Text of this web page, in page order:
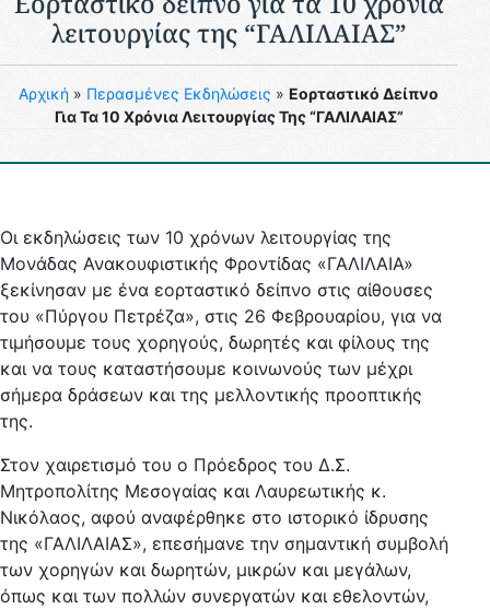
λειτουργίας της “ΓΑΛΙΛΑΙΑΣ”
Aρχική » Περασμένες Eκδηλώσεις » Εορταστικό Δείπνο
Για Τα 10 Χρόνια Λειτουργίας Της “ΓΑΛΙΛΑΙΑΣ”
Οι εκδηλώσεις των 10 χρόνων λειτουργίας της
Μονάδας Ανακουφιστικής Φροντίδας «ΓΑΛΙΛΑΙΑ»
ξεκίνησαν με ένα εορταστικό δείπνο στις αίθουσες
του «Πύργου Πετρέζα», στις 26 Φεβρουαρίου, για να
τιμήσουμε τους χορηγούς, δωρητές και φίλους της
και να τους καταστήσουμε κοινωνούς των μέχρι
σήμερα δράσεων και της μελλοντικής προοπτικής
της.
Στον χαιρετισμό του ο Πρόεδρος του Δ.Σ.
Μητροπολίτης Μεσογαίας και Λαυρεωτικής κ.
Νικόλαος, αφού αναφέρθηκε στο ιστορικό ίδρυσης
της «ΓΑΛΙΛΑΙΑΣ», επεσήμανε την σημαντική συμβολή
των χορηγών και δωρητών, μικρών και μεγάλων,
όπως και των πολλών συνεργατών και εθελοντών,